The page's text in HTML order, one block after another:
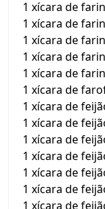
1 xícara de
1 xícara de
1 xícara de
1 xícara de
1 xícara de
1 xícara de
1 xícara de
1 xícara de
1 xícara de
1 xícara de
1 xícara de
1 xícara de
1 xícara de